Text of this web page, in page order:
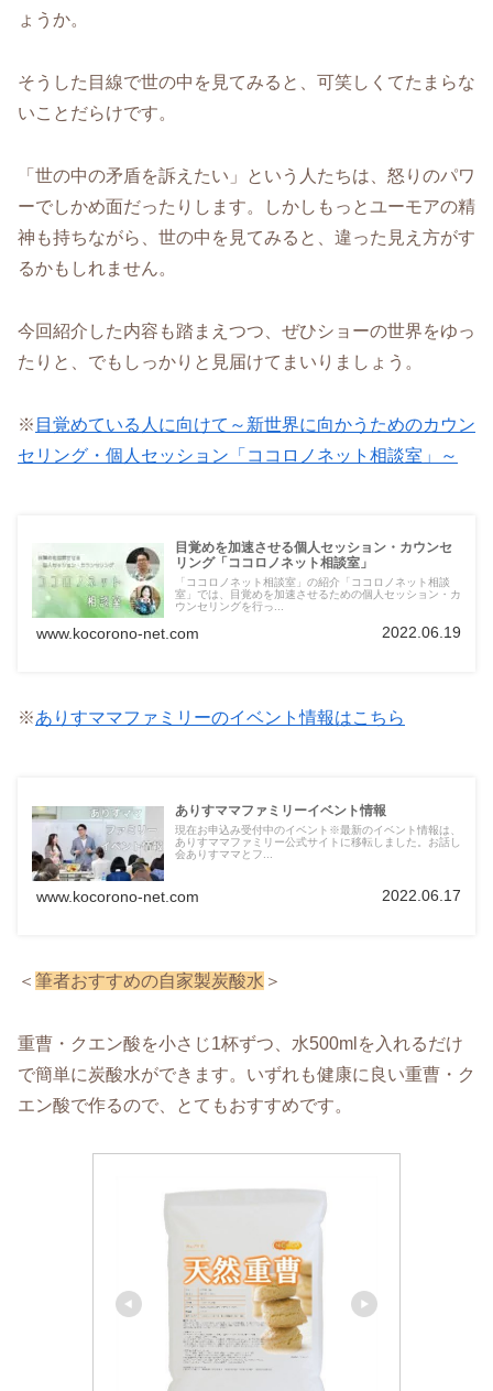
ょうか。
そうした目線で世の中を見てみると、可笑しくてたまらな
いことだらけです。
「世の中の矛盾を訴えたい」という人たちは、怒りのパワ
ーでしかめ面だったりします。しかしもっとユーモアの精
神も持ちながら、世の中を見てみると、違った見え方がす
るかもしれません。
今回紹介した内容も踏まえつつ、ぜひショーの世界をゆっ
たりと、でもしっかりと見届けてまいりましょう。
※ 目覚めている人に向けて～新世界に向かうためのカウン
セリング・個人セッション「ココロノネット相談室」～
目覚めを加速させる個人セッション・カウンセ
リング「ココロノネット相談室」
「ココロノネット相談室」の紹介「ココロノネット相談
室」では、目覚めを加速させるための個人セッション・カ
ウンセリングを行っ...
www.kocorono-net.com 2022.06.19
※ありすママファミリーのイベント情報はこちら
ありすママファミリーイベント情報
現在お申込み受付中のイベント※最新のイベント情報は、
ありすママファミリー公式サイトに移転しました。お話し
会ありすママとフ...
www.kocorono-net.com 2022.06.17
＜ 筆者おすすめの自家製炭酸水 ＞
重曹・クエン酸を小さじ1杯ずつ、水500mlを入れるだけ
で簡単に炭酸水ができます。いずれも健康に良い重曹・ク
エン酸で作るので、とてもおすすめです。